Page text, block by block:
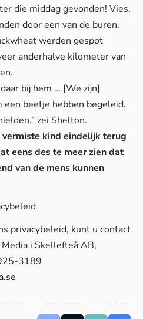
die middag gevonden! Vies,
door een van de buren,
werden gespot
anderhalve kilometer van
bij hem … [We zijn]
een ​​beetje hebben begeleid,
zei Shelton.
kind eindelijk terug
eens des te meer zien dat
van de mens kunnen
privacybeleid, kunt u contact
i Skellefteå AB,
3189